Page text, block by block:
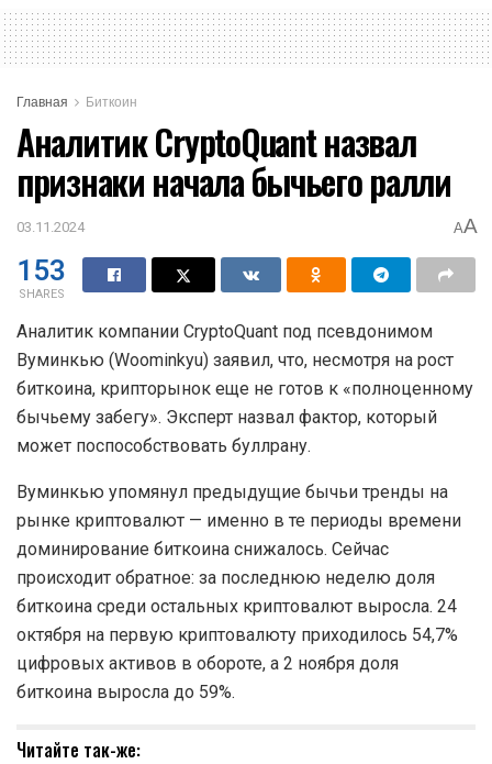
Главная Биткоин
Аналитик CryptoQuant назвал
признаки начала бычьего ралли
03.11.2024 AA
153
SHARES
Аналитик компании CryptoQuant под псевдонимом
Вуминкью (Woominkyu) заявил, что, несмотря на рост
биткоина, крипторынок еще не готов к «полноценному
бычьему забегу». Эксперт назвал фактор, который
может поспособствовать буллрану.
Вуминкью упомянул предыдущие бычьи тренды на
рынке криптовалют — именно в те периоды времени
доминирование биткоина снижалось. Сейчас
происходит обратное: за последнюю неделю доля
биткоина среди остальных криптовалют выросла. 24
октября на первую криптовалюту приходилось 54,7%
цифровых активов в обороте, а 2 ноября доля
биткоина выросла до 59%.
Читайте так-же: